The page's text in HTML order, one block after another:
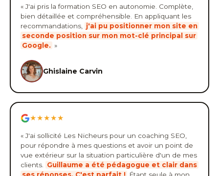
« J'ai pris la formation SEO en autonomie. Complète,
bien détaillée et compréhensible. En appliquant les
recommandations,
j'ai pu positionner mon site en
seconde position sur mon mot-clé principal sur
Google. »
Ghislaine Carvin
★★★★★
« J'ai sollicité Les Nicheurs pour un coaching SEO,
pour répondre à mes questions et avoir un point de
vue extérieur sur la situation particulière d'un de mes
clients.
Guillaume a été pédagogue et clair dans